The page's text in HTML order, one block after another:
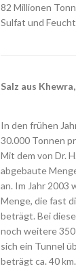
82 Millionen
Sulfat und
Salz aus
In den frühen
30.000 Tonnen
Mit dem von Dr.
abgebaute
an. Im Jahr 2003
Menge, die fast
beträgt. Bei
noch weitere 350
sich ein Tunnel
beträgt ca. 40 km.